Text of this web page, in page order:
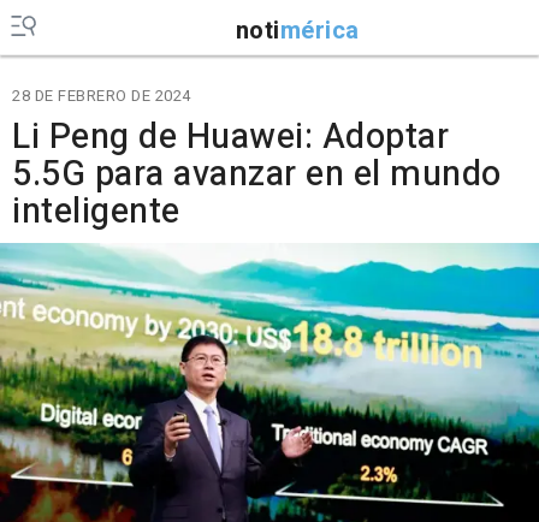
notimérica
28 DE FEBRERO DE 2024
Li Peng de Huawei: Adoptar
5.5G para avanzar en el mundo
inteligente